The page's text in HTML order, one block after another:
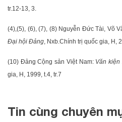
tr.12-13, 3.
(4),(5), (6), (7), (8) Nguyễn Đức Tài, Võ
Đại hội Đảng, Nxb.Chính trị quốc gia, H,
(10) Đảng Cộng sản Việt Nam: Văn
gia, H, 1999, t.4, tr.7
Tin cùng chuyên